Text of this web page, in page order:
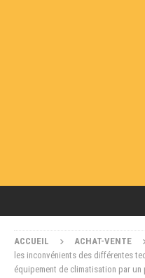
ACCUEIL ACHAT-VENTE
les inconvénients des différentes
équipement de climatisation par un